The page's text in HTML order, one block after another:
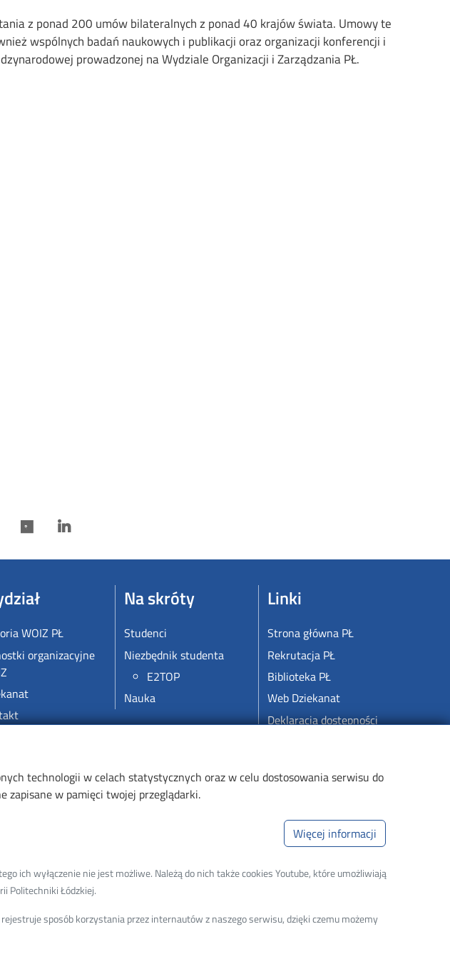
technologii w celach statystycznych oraz w celu dostosowania serwisu do
zapisane w pamięci twojej przeglądarki.
Więcej informacji
ich wyłączenie nie jest możliwe. Należą do nich także cookies Youtube, które umożliwiają
Politechniki Łódzkiej.
sposób korzystania przez internautów z naszego serwisu, dzięki czemu możemy
z ponad 200 umów bilateralnych z ponad 40 krajów świata. Umowy te
wspólnych badań naukowych i publikacji oraz organizacji konferencji i
prowadzonej na Wydziale Organizacji i Zarządzania PŁ.
WOIZ PŁ
organizacyjne
Na skróty
Studenci
Niezbędnik studenta
E2TOP
Nauka
Linki
Strona główna PŁ
Rekrutacja PŁ
Biblioteka PŁ
Web Dziekanat
Deklaracja dostępności